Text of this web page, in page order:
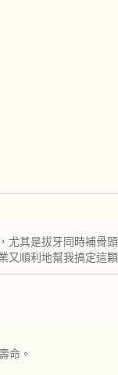
其是拔牙同時補
又順利地幫我搞定這
命。